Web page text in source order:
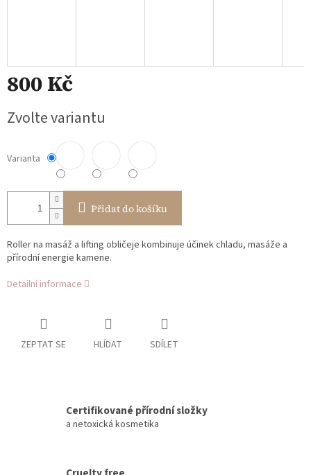
800 Kč
cena:
Zvolte variantu
Varianta
Přidat do košíku
Roller na masáž a lifting obličeje kombinuje účinek chladu, masáže a
přírodní energie kamene.
Detailní informace
ZEPTAT SE HLÍDAT SDÍLET
Certifikované přírodní složky
a netoxická kosmetika